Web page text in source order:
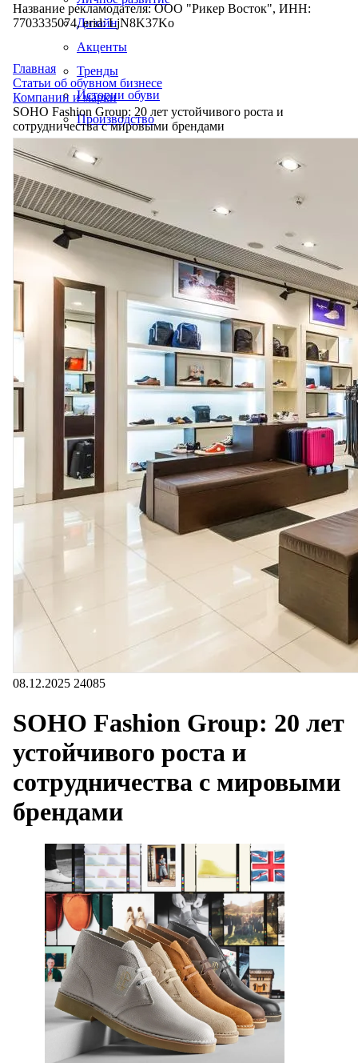
Дизайн
Акценты
Тренды
Истории обуви
Производство
Название рекламодателя: ООО "Рикер Восток", ИНН:
7703335074, erid: LjN8K37Ko
Главная
Статьи об обувном бизнесе
Компании и марки
SOHO Fashion Group: 20 лет устойчивого роста и
сотрудничества с мировыми брендами
08.12.2025 24085
SOHO Fashion Group: 20 лет
устойчивого роста и
сотрудничества с мировыми
брендами